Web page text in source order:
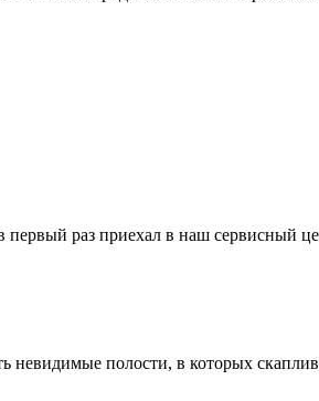
раз приехал в наш сервисный
невидимые полости, в которых